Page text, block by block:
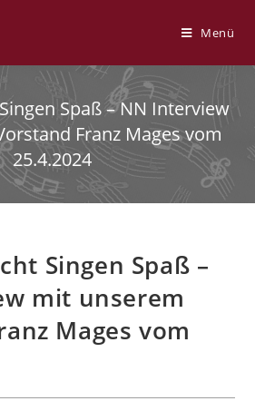
Menü
Spaß – NN Interview
Franz Mages vom
25.4.2024
Singen Spaß –
mit unserem
Mages vom